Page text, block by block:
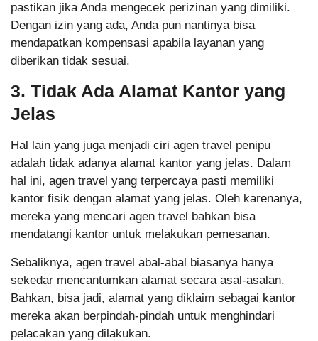
pastikan jika Anda mengecek perizinan yang dimiliki.
Dengan izin yang ada, Anda pun nantinya bisa
mendapatkan kompensasi apabila layanan yang
diberikan tidak sesuai.
3. Tidak Ada Alamat Kantor yang
Jelas
Hal lain yang juga menjadi ciri agen travel penipu
adalah tidak adanya alamat kantor yang jelas. Dalam
hal ini, agen travel yang terpercaya pasti memiliki
kantor fisik dengan alamat yang jelas. Oleh karenanya,
mereka yang mencari agen travel bahkan bisa
mendatangi kantor untuk melakukan pemesanan.
Sebaliknya, agen travel abal-abal biasanya hanya
sekedar mencantumkan alamat secara asal-asalan.
Bahkan, bisa jadi, alamat yang diklaim sebagai kantor
mereka akan berpindah-pindah untuk menghindari
pelacakan yang dilakukan.